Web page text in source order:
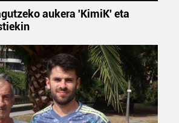
aukera 'KimiK' eta